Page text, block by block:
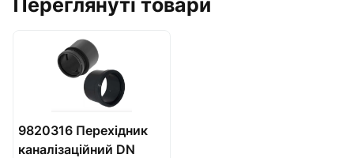
9820316 Перехідник
каналізаційний DN